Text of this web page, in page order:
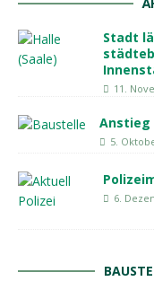
Stadt
11.
Anstieg
5.
6.